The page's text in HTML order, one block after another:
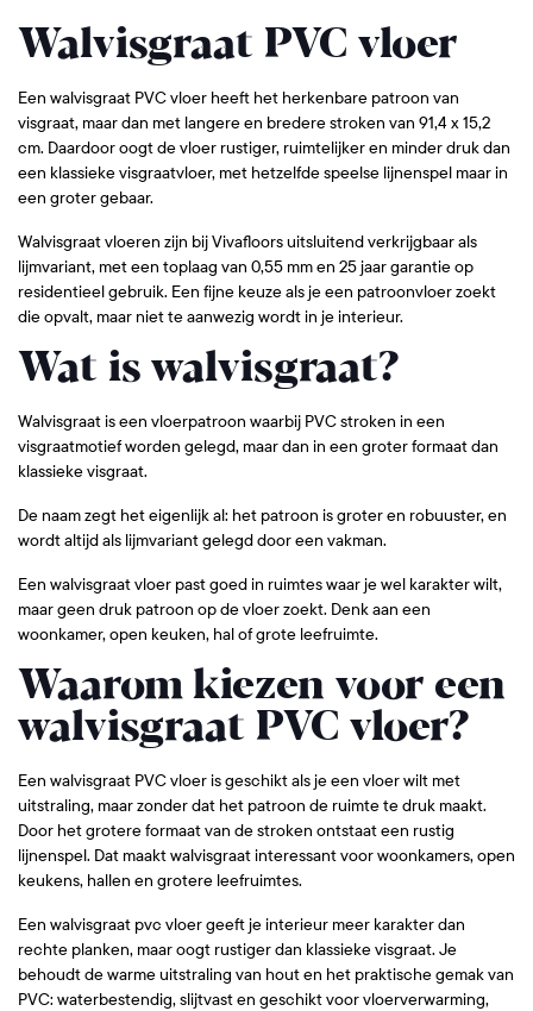
Walvisgraat PVC vloer
Een walvisgraat PVC vloer heeft het herkenbare patroon van
visgraat, maar dan met langere en bredere stroken van 91,4 x 15,2
cm. Daardoor oogt de vloer rustiger, ruimtelijker en minder druk dan
een klassieke visgraatvloer, met hetzelfde speelse lijnenspel maar in
een groter gebaar.
Walvisgraat vloeren zijn bij Vivafloors uitsluitend verkrijgbaar als
lijmvariant, met een toplaag van 0,55 mm en 25 jaar garantie op
residentieel gebruik. Een fijne keuze als je een patroonvloer zoekt
die opvalt, maar niet te aanwezig wordt in je interieur.
Wat is walvisgraat?
Walvisgraat is een vloerpatroon waarbij PVC stroken in een
visgraatmotief worden gelegd, maar dan in een groter formaat dan
klassieke visgraat.
De naam zegt het eigenlijk al: het patroon is groter en robuuster, en
wordt altijd als lijmvariant gelegd door een vakman.
Een walvisgraat vloer past goed in ruimtes waar je wel karakter wilt,
maar geen druk patroon op de vloer zoekt. Denk aan een
woonkamer, open keuken, hal of grote leefruimte.
Waarom kiezen voor een
walvisgraat PVC vloer?
Een walvisgraat PVC vloer is geschikt als je een vloer wilt met
uitstraling, maar zonder dat het patroon de ruimte te druk maakt.
Door het grotere formaat van de stroken ontstaat een rustig
lijnenspel. Dat maakt walvisgraat interessant voor woonkamers, open
keukens, hallen en grotere leefruimtes.
Een walvisgraat pvc vloer geeft je interieur meer karakter dan
rechte planken, maar oogt rustiger dan klassieke visgraat. Je
behoudt de warme uitstraling van hout en het praktische gemak van
PVC: waterbestendig, slijtvast en geschikt voor vloerverwarming,